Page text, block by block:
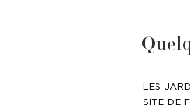
LES
SITE DE